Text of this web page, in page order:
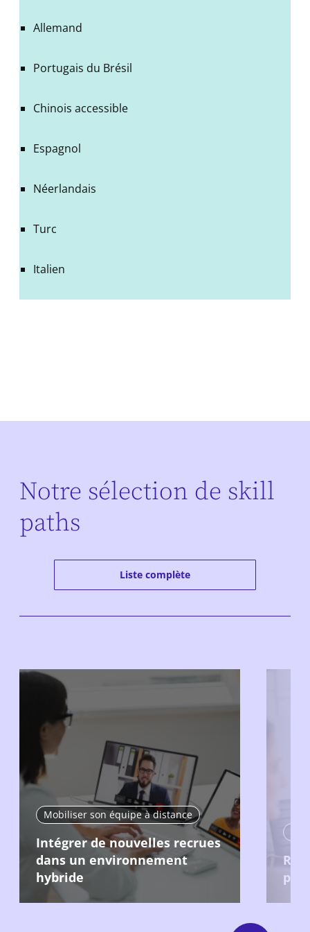
Allemand
Portugais du Brésil
Chinois accessible
Espagnol
Néerlandais
Turc
Italien
Notre sélection de skill
paths
Liste complète
Mobiliser son équipe à distance
Intégrer de nouvelles recrues
dans un environnement
hybride